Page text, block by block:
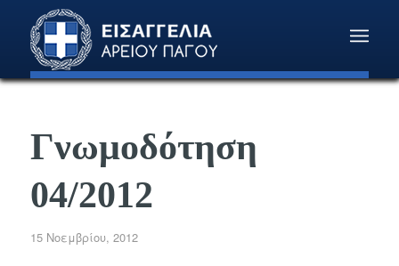
Γνωμοδότηση
04/2012
15 Νοεμβρίου, 2012